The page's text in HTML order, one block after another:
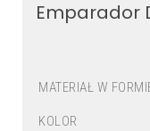
Emparador
MATERIAŁ W
KOLOR